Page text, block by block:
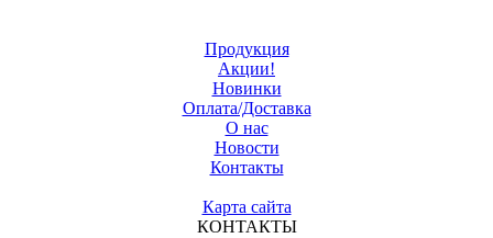
Продукция
Акции!
Новинки
Оплата/Доставка
О нас
Новости
Контакты
Карта сайта
КОНТАКТЫ